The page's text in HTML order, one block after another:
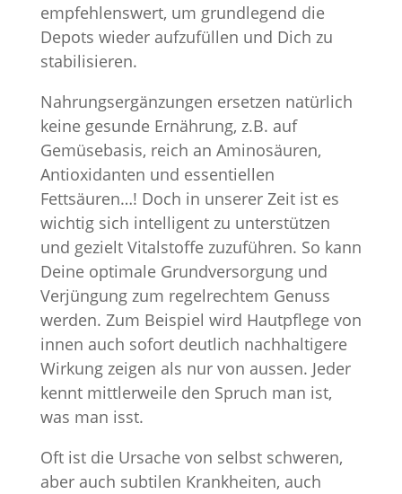
empfehlenswert, um grundlegend die
Depots wieder aufzufüllen und Dich zu
stabilisieren.
Nahrungsergänzungen ersetzen natürlich
keine gesunde Ernährung, z.B. auf
Gemüsebasis, reich an Aminosäuren,
Antioxidanten und essentiellen
Fettsäuren…! Doch in unserer Zeit ist es
wichtig sich intelligent zu unterstützen
und gezielt Vitalstoffe zuzuführen. So kann
Deine optimale Grundversorgung und
Verjüngung zum regelrechtem Genuss
werden. Zum Beispiel wird Hautpflege von
innen auch sofort deutlich nachhaltigere
Wirkung zeigen als nur von aussen. Jeder
kennt mittlerweile den Spruch man ist,
was man isst.
Oft ist die Ursache von selbst schweren,
aber auch subtilen Krankheiten, auch